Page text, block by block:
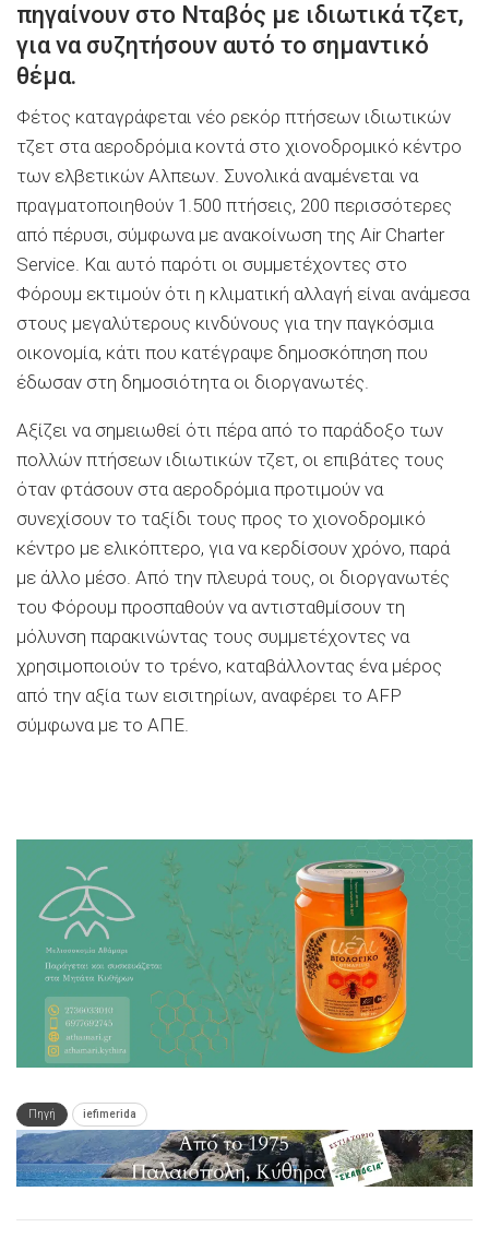
πηγαίνουν στο Νταβός με ιδιωτικά τζετ,
για να συζητήσουν αυτό το σημαντικό
θέμα.
Φέτος καταγράφεται νέο ρεκόρ πτήσεων ιδιωτικών
τζετ στα αεροδρόμια κοντά στο χιονοδρομικό κέντρο
των ελβετικών Αλπεων. Συνολικά αναμένεται να
πραγματοποιηθούν 1.500 πτήσεις, 200 περισσότερες
από πέρυσι, σύμφωνα με ανακοίνωση της Air Charter
Service. Και αυτό παρότι οι συμμετέχοντες στο
Φόρουμ εκτιμούν ότι η κλιματική αλλαγή είναι ανάμεσα
στους μεγαλύτερους κινδύνους για την παγκόσμια
οικονομία, κάτι που κατέγραψε δημοσκόπηση που
έδωσαν στη δημοσιότητα οι διοργανωτές.
Αξίζει να σημειωθεί ότι πέρα από το παράδοξο των
πολλών πτήσεων ιδιωτικών τζετ, οι επιβάτες τους
όταν φτάσουν στα αεροδρόμια προτιμούν να
συνεχίσουν το ταξίδι τους προς το χιονοδρομικό
κέντρο με ελικόπτερο, για να κερδίσουν χρόνο, παρά
με άλλο μέσο. Από την πλευρά τους, οι διοργανωτές
του Φόρουμ προσπαθούν να αντισταθμίσουν τη
μόλυνση παρακινώντας τους συμμετέχοντες να
χρησιμοποιούν το τρένο, καταβάλλοντας ένα μέρος
από την αξία των εισιτηρίων, αναφέρει το AFP
σύμφωνα με το ΑΠΕ.
Πηγή iefimerida